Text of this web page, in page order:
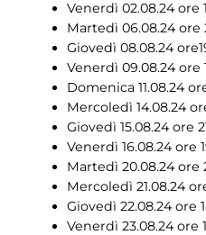
Venerdì 02.08.24 ore
Martedì 06.08.24 ore
Giovedì 08.08.24
Venerdì 09.08.24 ore
Domenica 11.08.24
Mercoledì 14.08.24
Giovedì 15.08.24 ore
Venerdì 16.08.24 ore
Martedì 20.08.24 ore
Mercoledì 21.08.24
Giovedì 22.08.24 ore
Venerdì 23.08.24 ore